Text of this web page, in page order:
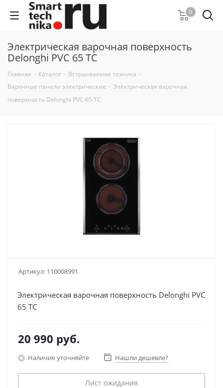
0
Электрическая варочная поверхность
Delonghi PVC 65 TC
Главная - Каталог - Встраиваемая техника -
Варочные панели электрические - Электрическая варочная
поверхность Delonghi PVC 65 TC
Артикул: 110008991
Электрическая варочная поверхность Delonghi PVC
65 TC
20 990 руб.
Наличие уточняйте Нашли дешевле?
Лист ожидания